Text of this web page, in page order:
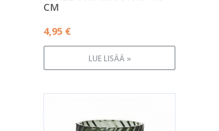
CM
4,95 €
LUE LISÄÄ »